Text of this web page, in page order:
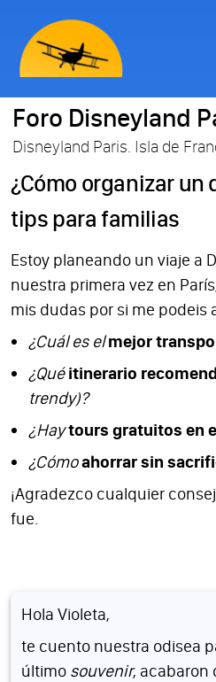
Foro Disneyland
Disneyland Paris. Isla de
¿Cómo organizar
tips para familias
Estoy planeando un viaje a
nuestra primera vez en
mis dudas por si me podeis
¿Cuál es el mejor
¿Qué itinerario
trendy)?
¿Haytours gratuitos en
¿Cómoahorrar sin
¡Agradezco cualquier
fue.
Hola Violeta,
te cuento nuestra odisea
último souvenir, acabaron